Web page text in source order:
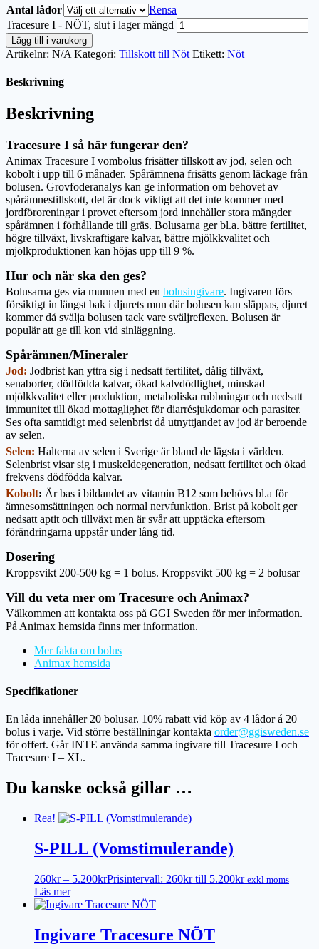
Antal lådor
Rensa
Tracesure I - NÖT, slut i lager mängd
Lägg till i varukorg
Artikelnr: N/A Kategori: Tillskott till Nöt Etikett: Nöt
Beskrivning
Beskrivning
Tracesure I så här fungerar den?
Animax Tracesure I vombolus frisätter tillskott av jod, selen och
kobolt i upp till 6 månader. Spårämnena frisätts genom läckage från
bolusen. Grovfoderanalys kan ge information om behovet av
spårämnestillskott, det är dock viktigt att det inte kommer med
jordföroreningar i provet eftersom jord innehåller stora mängder
spårämnen i förhållande till gräs. Bolusarna ger bl.a. bättre fertilitet,
högre tillväxt, livskraftigare kalvar, bättre mjölkkvalitet och
mjölkproduktionen kan höjas upp till 9 %.
Hur och när ska den ges?
Bolusarna ges via munnen med en bolusingivare. Ingivaren förs
försiktigt in längst bak i djurets mun där bolusen kan släppas, djuret
kommer då svälja bolusen tack vare sväljreflexen. Bolusen är
populär att ge till kon vid sinläggning.
Spårämnen/Mineraler
Jod: Jodbrist kan yttra sig i nedsatt fertilitet, dålig tillväxt,
senaborter, dödfödda kalvar, ökad kalvdödlighet, minskad
mjölkkvalitet eller produktion, metaboliska rubbningar och nedsatt
immunitet till ökad mottaglighet för diarrésjukdomar och parasiter.
Ses ofta samtidigt med selenbrist då utnyttjandet av jod är beroende
av selen.
Selen: Halterna av selen i Sverige är bland de lägsta i världen.
Selenbrist visar sig i muskeldegeneration, nedsatt fertilitet och ökad
frekvens dödfödda kalvar.
Kobolt: Är bas i bildandet av vitamin B12 som behövs bl.a för
ämnesomsättningen och normal nervfunktion. Brist på kobolt ger
nedsatt aptit och tillväxt men är svår att upptäcka eftersom
förändringarna uppstår under lång tid.
Dosering
Kroppsvikt 200-500 kg = 1 bolus. Kroppsvikt 500 kg = 2 bolusar
Vill du veta mer om Tracesure och Animax?
Välkommen att kontakta oss på GGI Sweden för mer information.
På Animax hemsida finns mer information.
Mer fakta om bolus
Animax hemsida
Specifikationer
En låda innehåller 20 bolusar. 10% rabatt vid köp av 4 lådor á 20
bolus i varje. Vid större beställningar kontakta order@ggisweden.se
för offert. Går INTE använda samma ingivare till Tracesure I och
Tracesure I – XL.
Du kanske också gillar …
Rea!
S-PILL (Vomstimulerande)
260kr – 5.200krPrisintervall: 260kr till 5.200kr exkl moms
Läs mer
Ingivare Tracesure NÖT